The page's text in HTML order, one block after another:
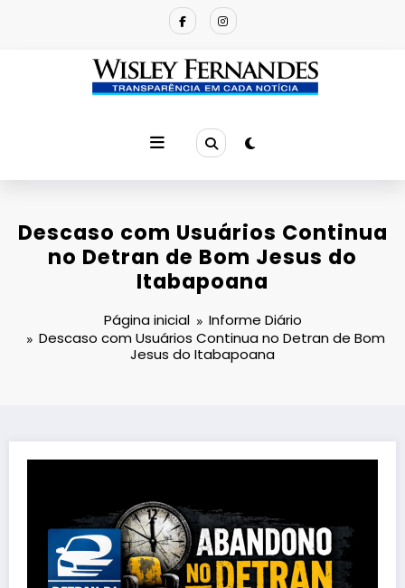
Descaso com Usuários Continua
no Detran de Bom Jesus do
Itabapoana
Página inicial
Informe Diário
Descaso com Usuários Continua no Detran de Bom
Jesus do Itabapoana